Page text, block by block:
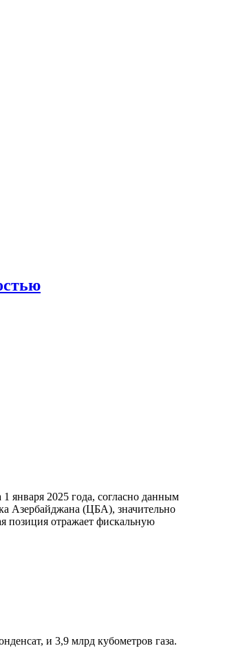
января 2025 года, согласно данным
Азербайджана (ЦБА), значительно
позиция отражает фискальную
и 3,9 млрд кубометров газа.